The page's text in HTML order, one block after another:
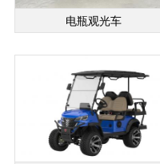
电瓶观光车